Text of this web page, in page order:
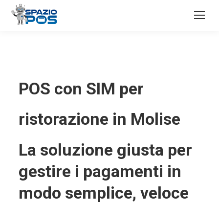
POS con SIM per
ristorazione in Molise
La soluzione giusta per
gestire i pagamenti in
modo semplice, veloce